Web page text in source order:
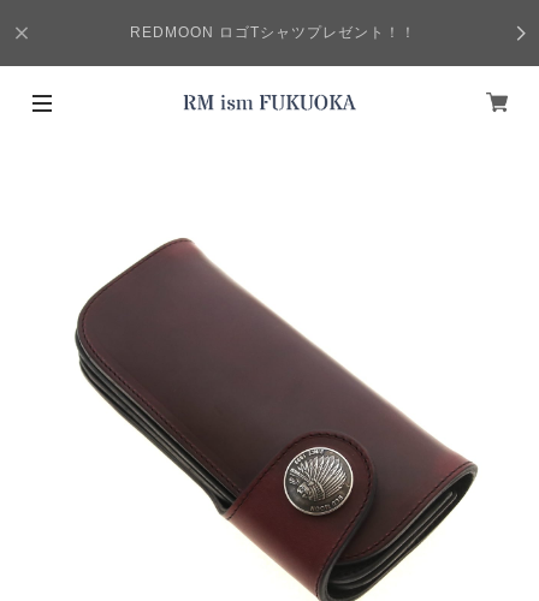
REDMOON ロゴTシャツプレゼント！！